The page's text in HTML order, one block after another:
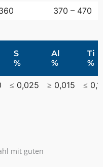
370 – 470
S
%
Al
%
Ti
%
≤ 0,025 ≥ 0,015 ≤
mit guten